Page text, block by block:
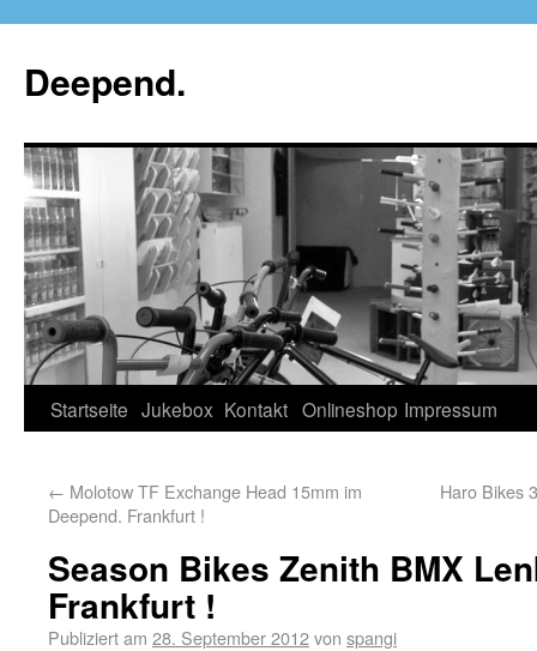
Deepend.
Startseite Jukebox Kontakt Onlineshop Impressum
← Molotow TF Exchange Head 15mm im
Deepend. Frankfurt !
Haro Bikes
Season Bikes Zenith BMX
Frankfurt !
Publiziert am 28. September 2012von spangi